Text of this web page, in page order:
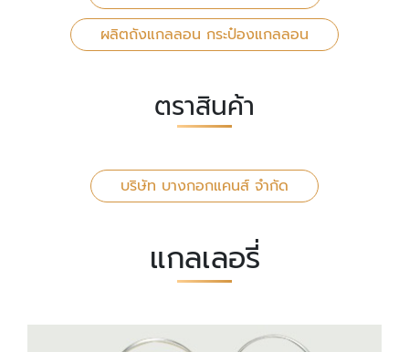
ผลิตถังแกลลอน กระป๋องแกลลอน
ตราสินค้า
บริษัท บางกอกแคนส์ จำกัด
แกลเลอรี่